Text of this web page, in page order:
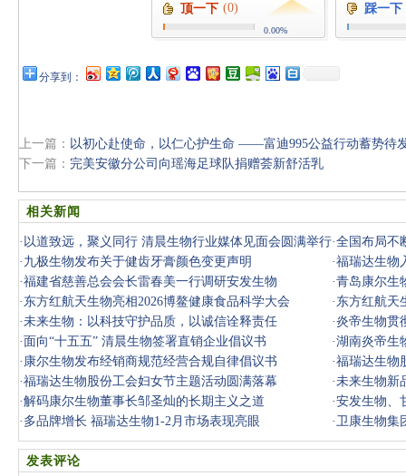
顶一下 (0)
0.00%
踩一下
分享到：
上一篇： 以初心赴使命，以仁心护生命 ——富迪995公益行动蓄势待
下一篇： 完美安徽分公司向瑶海足球队捐赠荟新舒活乳
相关新闻
· 以道致远，聚义同行 清晨生物行业媒体见面会圆满举行·全国布局不
· 九极生物发布关于健齿牙膏颜色变更声明 ·福瑞达生物
·福建省慈善总会会长雷春美一行调研安发生物 ·青岛康尔生
· 东方红航天生物亮相2026博鳌健康食品科学大会 · 东方红航天
桌座谈
·未来生物：以科技守护品质，以诚信诠释责任 ·炎帝生物贯
任务
· 面向“十五五” 清晨生物签署直销企业倡议书 ·湖南炎帝生
签署诚信
· 康尔生物发布经销商规范经营合规自律倡议书 ·福瑞达生物
·福瑞达生物股份工会妇女节主题活动圆满落幕 ·未来生物新
·解码康尔生物董事长邹圣灿的长期主义之道 ·安发生物、
区表彰
· 多品牌增长 福瑞达生物1-2月市场表现亮眼 ·卫康生物集
发表评论